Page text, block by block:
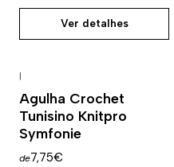
Ver detalhes
|
Agulha Crochet
Tunisino Knitpro
Symfonie
de7,75€